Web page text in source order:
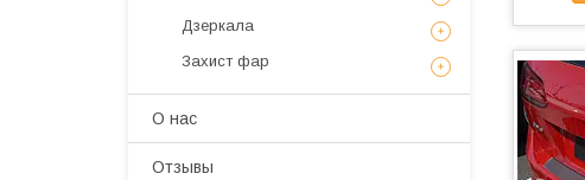
Дзеркала
Захист фар
О нас
Отзывы